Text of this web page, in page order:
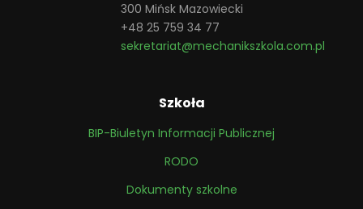
300 Mińsk Mazowiecki
+48 25 759 34 77
sekretariat@mechanikszkola.com.pl
Szkoła
BIP-Biuletyn Informacji Publicznej
RODO
Dokumenty szkolne